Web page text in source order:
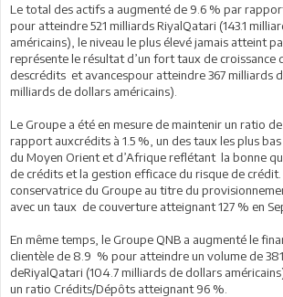
Le total des actifs a augmenté de 9.6 % par
pour atteindre 521 milliards RiyalQatari (143.1
américains), le niveau le plus élevé jamais atteint
représente le résultat d’un fort taux de croissance
descrédits et avancespour atteindre 367 milliards
milliards de dollars américains).
Le Groupe a été en mesure de maintenir un ratio
rapport auxcrédits à 1.5 %, un des taux les plus
du Moyen Orient et d’Afrique reflétant la bonne
de crédits et la gestion efficace du risque de
conservatrice du Groupe au titre du
avec un taux de couverture atteignant 127 % en
En même temps, le Groupe QNB a augmenté le
clientèle de 8.9 % pour atteindre un volume de
deRiyalQatari (104.7 milliards de dollars
un ratio Crédits/Dépôts atteignant 96 %.